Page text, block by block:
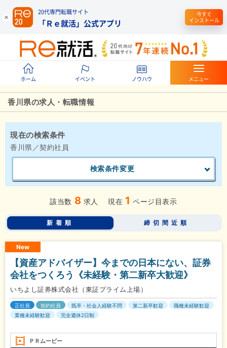
20代専門転職サイト
「Ｒｅ就活」公式アプリ
今すぐ
インストール
ホーム イベント ノウハウ メニュー
香川県の求人・転職情報
現在の検索条件
香川県／契約社員
検索条件変更
該当数 8 求人 現在 1 ページ目表示
新着順 締切間近順
New
【資産アドバイザー】今までの日本にない、証券
会社をつくろう《未経験・第二新卒大歓迎》
いちよし証券株式会社（東証プライム上場）
正社員 契約社員 既卒・社会人経験不問 第二新卒歓迎
職種未経験歓迎
業種未経験歓迎
完全週休2日制
ＰＲムービー